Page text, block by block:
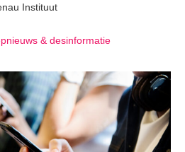
Instituut
& desinformatie